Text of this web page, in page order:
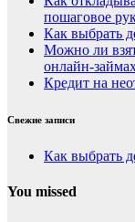
пошаговое
Как выбрать
Можно ли
онлайн-
Кредит на
Свежие записи
Как выбрать
You missed